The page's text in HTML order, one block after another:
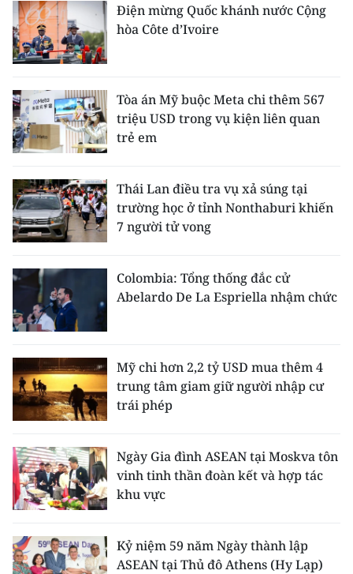
Điện mừng Quốc khánh nước Cộng
hòa Côte d’Ivoire
Tòa án Mỹ buộc Meta chi thêm 567
triệu USD trong vụ kiện liên quan
trẻ em
Thái Lan điều tra vụ xả súng tại
trường học ở tỉnh Nonthaburi khiến
7 người tử vong
Colombia: Tổng thống đắc cử
Abelardo De La Espriella nhậm chức
Mỹ chi hơn 2,2 tỷ USD mua thêm 4
trung tâm giam giữ người nhập cư
trái phép
Ngày Gia đình ASEAN tại Moskva tôn
vinh tinh thần đoàn kết và hợp tác
khu vực
Kỷ niệm 59 năm Ngày thành lập
ASEAN tại Thủ đô Athens (Hy Lạp)